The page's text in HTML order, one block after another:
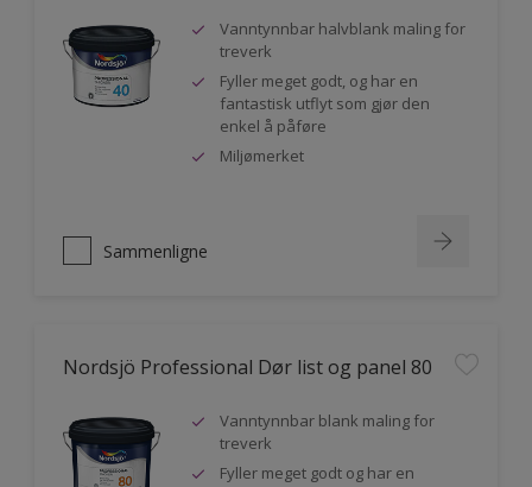
Vanntynnbar halvblank maling for
treverk
Fyller meget godt, og har en
fantastisk utflyt som gjør den
enkel å påføre
Miljømerket
Sammenligne
Nordsjö Professional Dør list og panel 80
Vanntynnbar blank maling for
treverk
Fyller meget godt og har en